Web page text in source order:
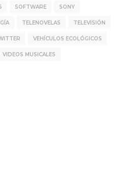
SOFTWARE SONY
TELENOVELAS TELEVISIÓN
VEHÍCULOS ECOLÓGICOS
VIDEOS MUSICALES